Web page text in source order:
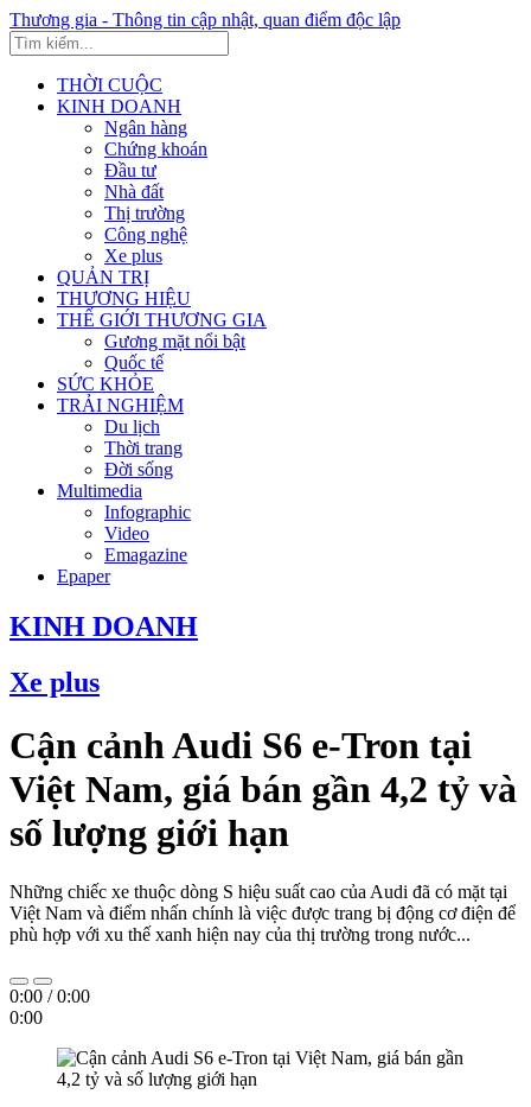
Thương gia - Thông tin cập nhật, quan điểm độc lập
THỜI CUỘC
KINH DOANH
Ngân hàng
Chứng khoán
Đầu tư
Nhà đất
Thị trường
Công nghệ
Xe plus
QUẢN TRỊ
THƯƠNG HIỆU
THẾ GIỚI THƯƠNG GIA
Gương mặt nổi bật
Quốc tế
SỨC KHỎE
TRẢI NGHIỆM
Du lịch
Thời trang
Đời sống
Multimedia
Infographic
Video
Emagazine
Epaper
KINH DOANH
Xe plus
Cận cảnh Audi S6 e-Tron tại
Việt Nam, giá bán gần 4,2 tỷ và
số lượng giới hạn
Những chiếc xe thuộc dòng S hiệu suất cao của Audi đã có mặt tại
Việt Nam và điểm nhấn chính là việc được trang bị động cơ điện để
phù hợp với xu thế xanh hiện nay của thị trường trong nước...
0:00 /0:00
0:00